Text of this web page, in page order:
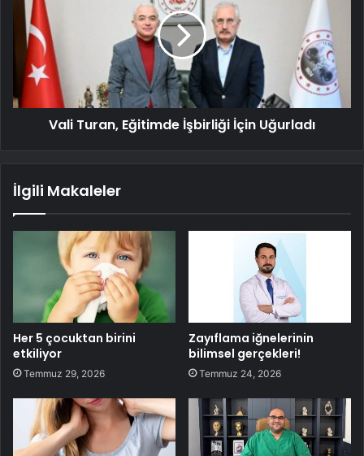
Vali Turan, Eğitimde İşbirliği İçin Uğurladı
İlgili Makaleler
Her 5 çocuktan birini
etkiliyor
Temmuz 29, 2026
Zayıflama iğnelerinin
bilimsel gerçekleri!
Temmuz 24, 2026